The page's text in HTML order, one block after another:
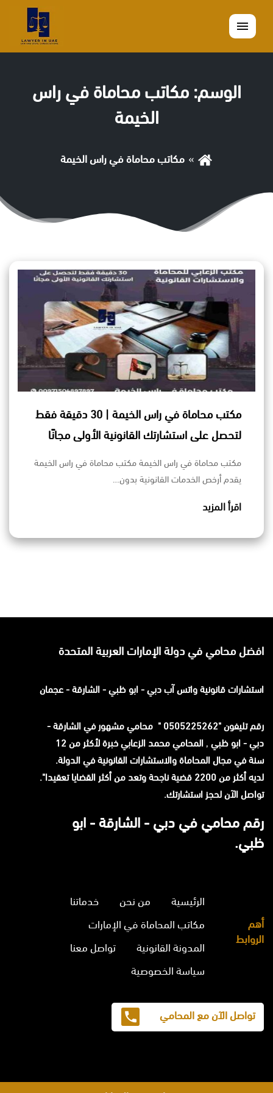
القائمة
الوسم:مكاتب محاماة في راس
الخيمة
مكاتب محاماة في راس الخيمة
مكتب محاماة في راس الخيمة | 30 دقيقة فقط
لتحصل على استشارتك القانونية الأولى مجانًا
مكتب محاماة في راس الخيمة مكتب محاماة في راس الخيمة
يقدم أرخص الخدمات القانونية بدون…
اقرأ المزيد
افضل محامي في دولة الإمارات العربية المتحدة
استشارات قانونيةواتس آبدبي - ابو ظبي - الشارقة - عجمان
رقم تليفون "0505225262 " محامي مشهور في الشارقة -
دبي - ابو ظبي ,
المحامي محمد الزعابي خبرة لأكثر من 12
سنة في مجال المحاماة والاستشارات القانونية في الدولة.
لديه أكثر من 2200 قضية ناجحة وتعد من أكثر القضايا تعقيدا".
تواصل الآن لحجز استشارتك.
رقم محامي في دبي - الشارقة - ابو
ظبي.
أهم
الروابط
الرئيسية من نحن
خدماتنا
مكاتب المحاماة في الإمارات
المدونة القانونية
تواصل معنا
سياسة الخصوصية
تواصل الآن مع المحامي